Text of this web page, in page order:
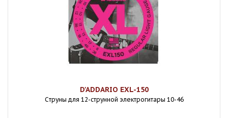
D'ADDARIO EXL-150
Cтруны для 12-струнной электрогитары 10-46